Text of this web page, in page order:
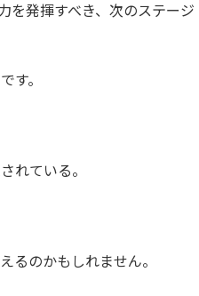
を発揮すべき、次のステージ
す。
れている。
るのかもしれません。